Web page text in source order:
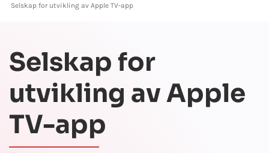
Selskap for utvikling av Apple TV-app
Selskap for
utvikling av Apple
TV-app